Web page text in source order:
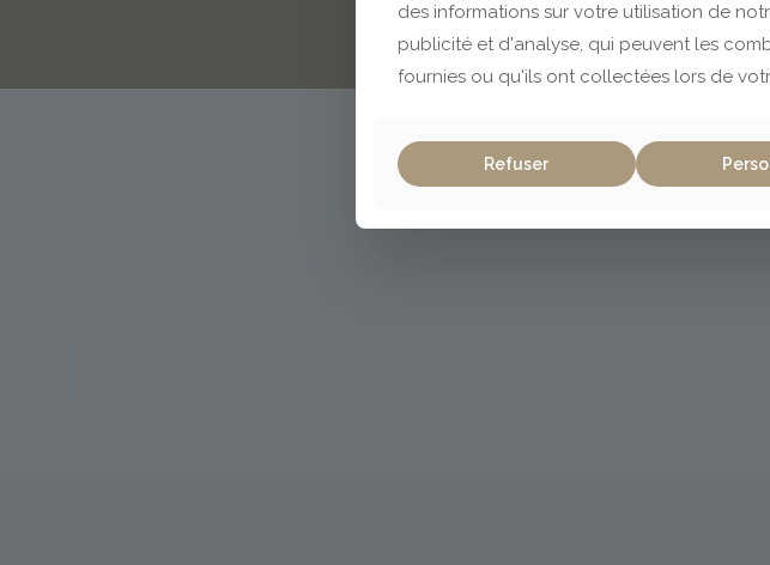
des informations sur votre utilisation de
publicité et d'analyse, qui peuvent les
fournies ou qu'ils ont collectées lors de
Refuser